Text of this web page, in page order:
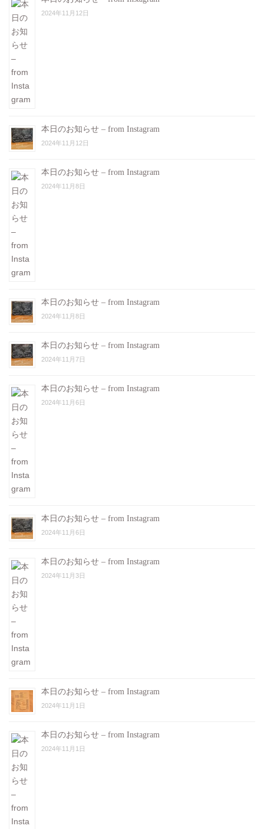
2024年11月12日
本日のお知らせ – from Instagram
2024年11月12日
本日のお知らせ – from Instagram
2024年11月8日
本日のお知らせ – from Instagram
2024年11月8日
本日のお知らせ – from Instagram
2024年11月7日
本日のお知らせ – from Instagram
2024年11月6日
本日のお知らせ – from Instagram
2024年11月6日
本日のお知らせ – from Instagram
2024年11月3日
本日のお知らせ – from Instagram
2024年11月1日
本日のお知らせ – from Instagram
2024年11月1日